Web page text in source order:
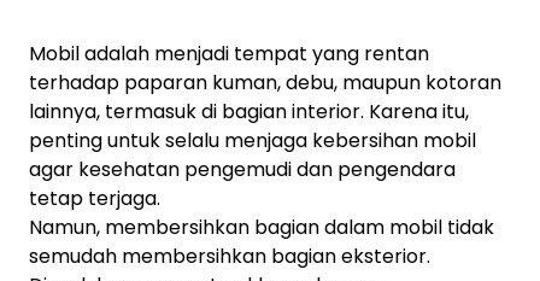
Mobil adalah menjadi tempat yang rentan
terhadap paparan kuman, debu, maupun kotoran
lainnya, termasuk di bagian interior. Karena itu,
penting untuk selalu menjaga kebersihan mobil
agar kesehatan pengemudi dan pengendara
tetap terjaga.
Namun, membersihkan bagian dalam mobil tidak
semudah membersihkan bagian eksterior.